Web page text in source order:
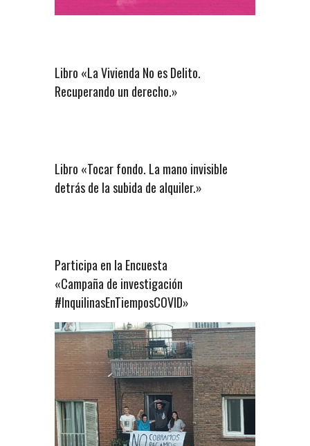
Libro «La Vivienda No es Delito.
Recuperando un derecho.»
Libro «Tocar fondo. La mano invisible
detrás de la subida de alquiler.»
Participa en la Encuesta
«Campaña de investigación
#InquilinasEnTiemposCOVID»